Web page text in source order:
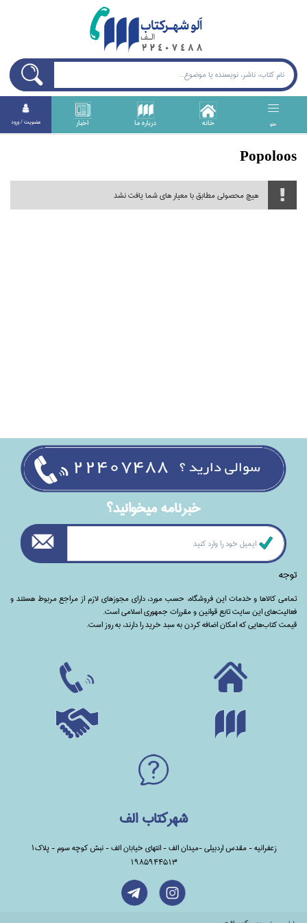
منو خانه درباره ما اخبار عضويت / ورود
Popoloos
هیچ محصولی مطابق با معیار های شما یافت نشد
خبرنامه ميخوانيد؟
توجه
تمامی‌ کالاها و خدمات این فروشگاه، حسب مورد،‌ دارای مجوزهای لازم از مراجع مربوط هستند ‌و‌‌
فعالیت‌های این سایت تابع قوانین و مقررات جمهوری اسلامی است.
قیمت کتاب‌هایی که امکان اضافه کردن به سبد خرید را دارند،‌ به روز است.
شهرکتاب الف
زعفرانیه - مقدس اردبیلی -میدان الف - انتهای خیابان الف - نبش کوچه سوم - پلاک1
1985944513